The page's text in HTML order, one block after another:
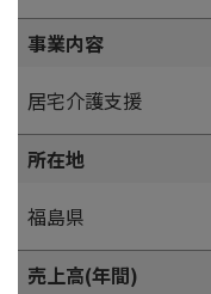
事業内容
居宅介護支援
所在地
福島県
売上高(年間)